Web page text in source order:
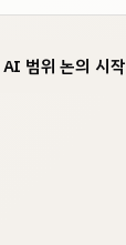
AI 범위 논의 시작